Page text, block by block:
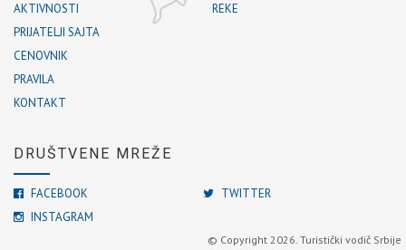
AKTIVNOSTI
PRIJATELJI SAJTA
CENOVNIK
PRAVILA
KONTAKT
REKE
DRUŠTVENE MREŽE
FACEBOOK
TWITTER
INSTAGRAM
© Copyright 2026. Turistički vodič Srbije